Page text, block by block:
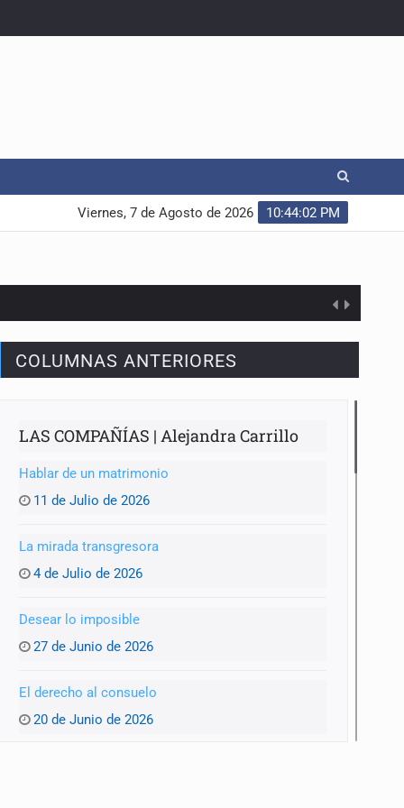
10:44:03 PM
Viernes, 7 de Agosto de 2026
COLUMNAS ANTERIORES
LAS COMPAÑÍAS | Alejandra Carrillo
Hablar de un matrimonio
11 de Julio de 2026
La mirada transgresora
4 de Julio de 2026
Desear lo imposible
27 de Junio de 2026
El derecho al consuelo
20 de Junio de 2026